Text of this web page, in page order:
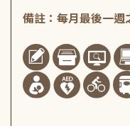
備註：每月最後一週